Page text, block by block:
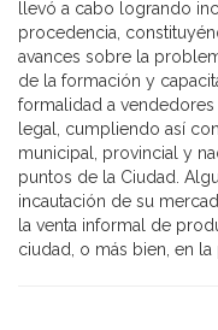
llevó a cabo logrando
procedencia,
avances sobre la
de la formación y
formalidad a
legal, cumpliendo así
municipal, provincial y
puntos de la Ciudad.
incautación de su
la venta informal de
ciudad, o más bien, en la